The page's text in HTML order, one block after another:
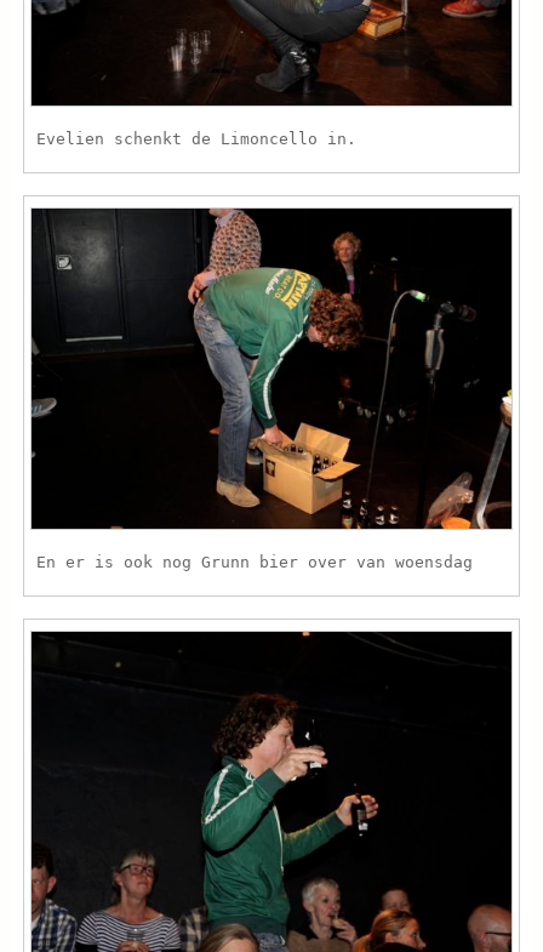
Evelien schenkt de Limoncello in.
En er is ook nog Grunn bier over van woensdag